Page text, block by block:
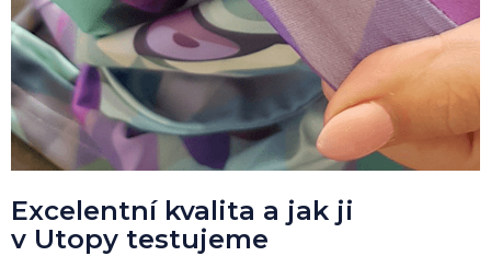
Excelentní kvalita a jak ji
v Utopy testujeme